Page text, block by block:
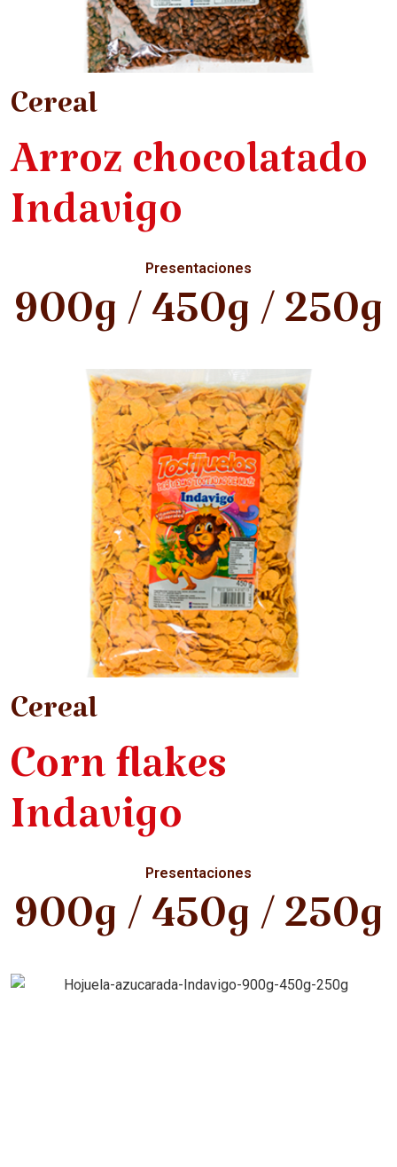
Cereal
Arroz chocolatado
Indavigo
Presentaciones
900g / 450g / 250g
Cereal
Corn flakes
Indavigo
Presentaciones
900g / 450g / 250g